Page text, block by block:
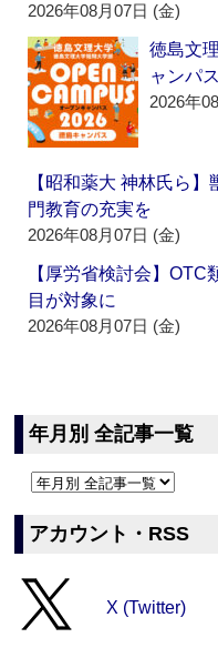
2026年08月07日 (金)
徳島文
ャンパ
2026年
【昭和薬大 神林氏ら
門教育の充実を
2026年08月07日 (金)
【厚労省検討会】OTC
目が対象に
2026年08月07日 (金)
年月別 全記事一覧
アカウント・RSS
X (Twitter)